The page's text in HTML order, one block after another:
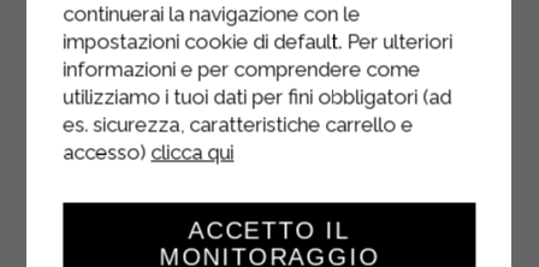
continuerai la navigazione con le
impostazioni cookie di default. Per ulteriori
informazioni e per comprendere come
utilizziamo i tuoi dati per fini obbligatori (ad
es. sicurezza, caratteristiche carrello e
accesso) clicca qui
ACCETTO IL
MONITORAGGIO